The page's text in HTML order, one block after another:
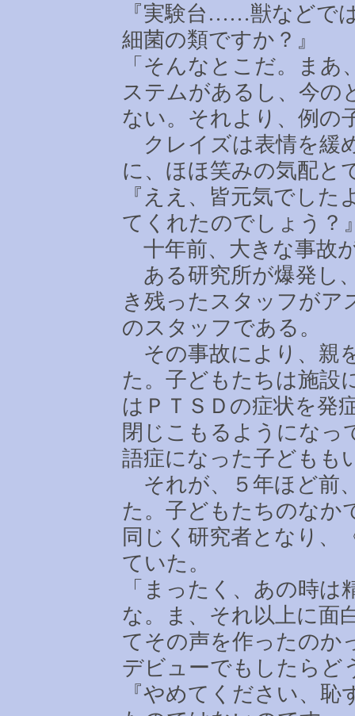
『実験台 ……獣などで
細菌の類ですか？』
「そんなとこだ。ま
ステムがあるし、今の
ない。それより、例の
クレイズは表情を緩
に、ほほ笑みの気配と
『ええ、皆元気でし
てくれたのでしょう？
十年前、大きな事故
ある研究所が爆発し
き残ったスタッフがア
のスタッフである。
その事故により、親
た。子どもたちは施設
はＰＴＳＤの症状を発
閉じこもるようになっ
語症になった子どもも
それが、５年ほど前
た。子どもたちのなか
同じく研究者となり、
ていた。
「まったく、あの時
な。ま、それ以上に面
てその声を作ったのか
デビューでもしたらど
『やめてください、恥